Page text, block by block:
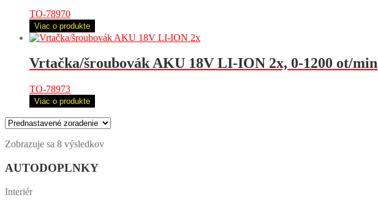
TO-78970
Viac o produkte
Vrtačka/šroubovák AKU 18V LI-ION 2x, 0-1200 ot/min
TO-78973
Viac o produkte
Zobrazuje sa 8 výsledkov
AUTODOPLNKY
Interiér